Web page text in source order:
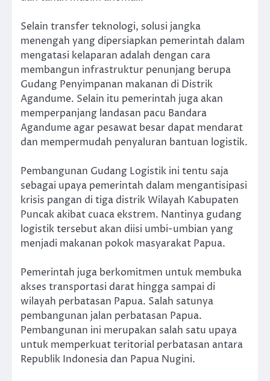
Selain transfer teknologi, solusi jangka
menengah yang dipersiapkan pemerintah dalam
mengatasi kelaparan adalah dengan cara
membangun infrastruktur penunjang berupa
Gudang Penyimpanan makanan di Distrik
Agandume. Selain itu pemerintah juga akan
memperpanjang landasan pacu Bandara
Agandume agar pesawat besar dapat mendarat
dan mempermudah penyaluran bantuan logistik.
Pembangunan Gudang Logistik ini tentu saja
sebagai upaya pemerintah dalam mengantisipasi
krisis pangan di tiga distrik Wilayah Kabupaten
Puncak akibat cuaca ekstrem. Nantinya gudang
logistik tersebut akan diisi umbi-umbian yang
menjadi makanan pokok masyarakat Papua.
Pemerintah juga berkomitmen untuk membuka
akses transportasi darat hingga sampai di
wilayah perbatasan Papua. Salah satunya
pembangunan jalan perbatasan Papua.
Pembangunan ini merupakan salah satu upaya
untuk memperkuat teritorial perbatasan antara
Republik Indonesia dan Papua Nugini.